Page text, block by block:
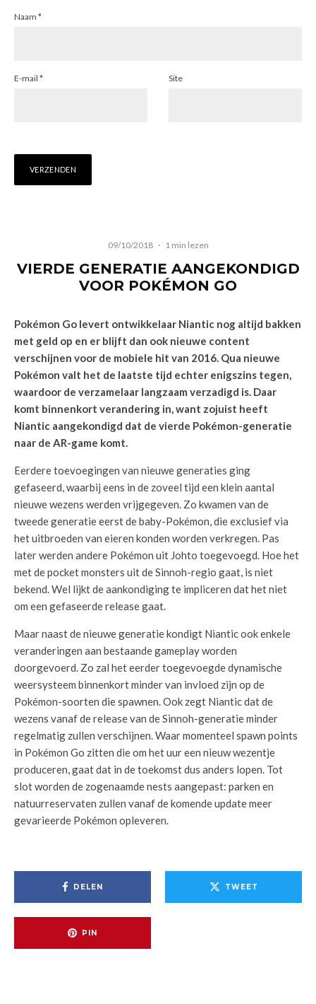
Naam *
E-mail * Site
09/10/2018 · 1 min lezen
VIERDE GENERATIE AANGEKONDIGD
VOOR POKÉMON GO
Pokémon Go levert ontwikkelaar Niantic nog altijd bakken
met geld op en er blijft dan ook nieuwe content
verschijnen voor de mobiele hit van 2016. Qua nieuwe
Pokémon valt het de laatste tijd echter enigszins tegen,
waardoor de verzamelaar langzaam verzadigd is. Daar
komt binnenkort verandering in, want zojuist heeft
Niantic aangekondigd dat de vierde Pokémon-generatie
naar de AR-game komt.
Eerdere toevoegingen van nieuwe generaties ging
gefaseerd, waarbij eens in de zoveel tijd een klein aantal
nieuwe wezens werden vrijgegeven. Zo kwamen van de
tweede generatie eerst de baby-Pokémon, die exclusief via
het uitbroeden van eieren konden worden verkregen. Pas
later werden andere Pokémon uit Johto toegevoegd. Hoe het
met de pocket monsters uit de Sinnoh-regio gaat, is niet
bekend. Wel lijkt de aankondiging te impliceren dat het niet
om een gefaseerde release gaat.
Maar naast de nieuwe generatie kondigt Niantic ook enkele
veranderingen aan bestaande gameplay worden
doorgevoerd. Zo zal het eerder toegevoegde dynamische
weersysteem binnenkort minder van invloed zijn op de
Pokémon-soorten die spawnen. Ook zegt Niantic dat de
wezens vanaf de release van de Sinnoh-generatie minder
regelmatig zullen verschijnen. Waar momenteel spawn points
in Pokémon Go zitten die om het uur een nieuw wezentje
produceren, gaat dat in de toekomst dus anders lopen. Tot
slot worden de zogenaamde nests aangepast: parken en
natuurreservaten zullen vanaf de komende update meer
gevarieerde Pokémon opleveren.
DELEN TWEET
PIN